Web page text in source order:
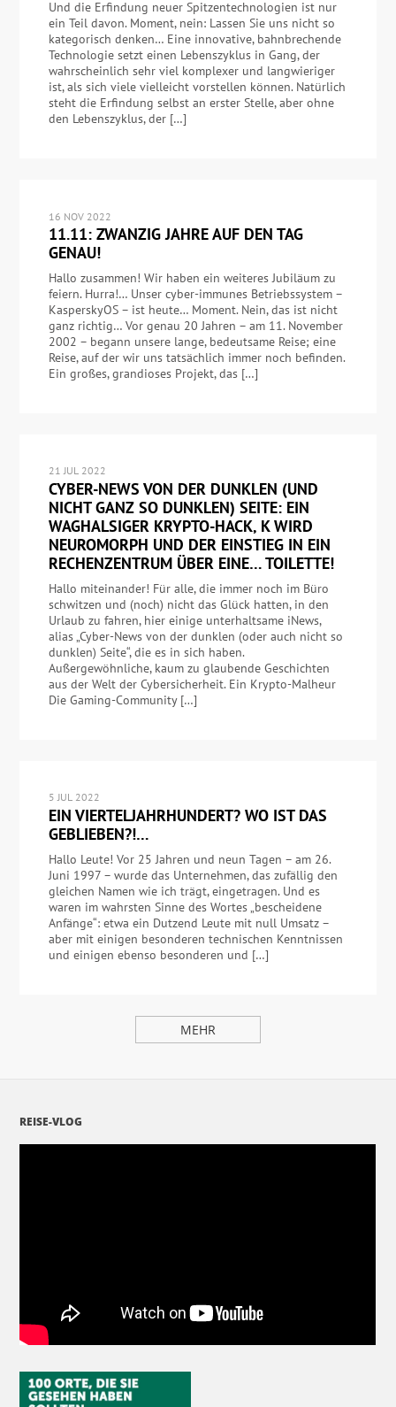
Und die Erfindung neuer Spitzentechnologien ist nur
ein Teil davon. Moment, nein: Lassen Sie uns nicht so
kategorisch denken… Eine innovative, bahnbrechende
Technologie setzt einen Lebenszyklus in Gang, der
wahrscheinlich sehr viel komplexer und langwieriger
ist, als sich viele vielleicht vorstellen können. Natürlich
steht die Erfindung selbst an erster Stelle, aber ohne
den Lebenszyklus, der […]
16 NOV 2022
11.11: ZWANZIG JAHRE AUF DEN TAG
GENAU!
Hallo zusammen! Wir haben ein weiteres Jubiläum zu
feiern. Hurra!… Unser cyber-immunes Betriebssystem –
KasperskyOS – ist heute… Moment. Nein, das ist nicht
ganz richtig… Vor genau 20 Jahren – am 11. November
2002 – begann unsere lange, bedeutsame Reise; eine
Reise, auf der wir uns tatsächlich immer noch befinden.
Ein großes, grandioses Projekt, das […]
21 JUL 2022
CYBER-NEWS VON DER DUNKLEN (UND
NICHT GANZ SO DUNKLEN) SEITE: EIN
WAGHALSIGER KRYPTO-HACK, K WIRD
NEUROMORPH UND DER EINSTIEG IN EIN
RECHENZENTRUM ÜBER EINE… TOILETTE!
Hallo miteinander! Für alle, die immer noch im Büro
schwitzen und (noch) nicht das Glück hatten, in den
Urlaub zu fahren, hier einige unterhaltsame iNews,
alias „Cyber-News von der dunklen (oder auch nicht so
dunklen) Seite“, die es in sich haben.
Außergewöhnliche, kaum zu glaubende Geschichten
aus der Welt der Cybersicherheit. Ein Krypto-Malheur
Die Gaming-Community […]
5 JUL 2022
EIN VIERTELJAHRHUNDERT? WO IST DAS
GEBLIEBEN?!…
Hallo Leute! Vor 25 Jahren und neun Tagen – am 26.
Juni 1997 – wurde das Unternehmen, das zufällig den
gleichen Namen wie ich trägt, eingetragen. Und es
waren im wahrsten Sinne des Wortes „bescheidene
Anfänge“: etwa ein Dutzend Leute mit null Umsatz –
aber mit einigen besonderen technischen Kenntnissen
und einigen ebenso besonderen und […]
MEHR
REISE-VLOG